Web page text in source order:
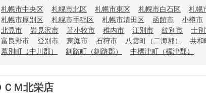
札幌市中央区 札幌市北区 札幌市東区 札幌市白石区 札幌
札幌市厚別区
札幌市手稲区 札幌市清田区 函館市 小樽市
北見市
岩見沢市 苫小牧市 稚内市 江別市 紋別市 士
富良野市
登別市 恵庭市 石狩市 八雲町（二海郡） 共和
幕別町（中川郡）
釧路町（釧路郡） 中標津町（標津郡）
ＣＭ北栄店